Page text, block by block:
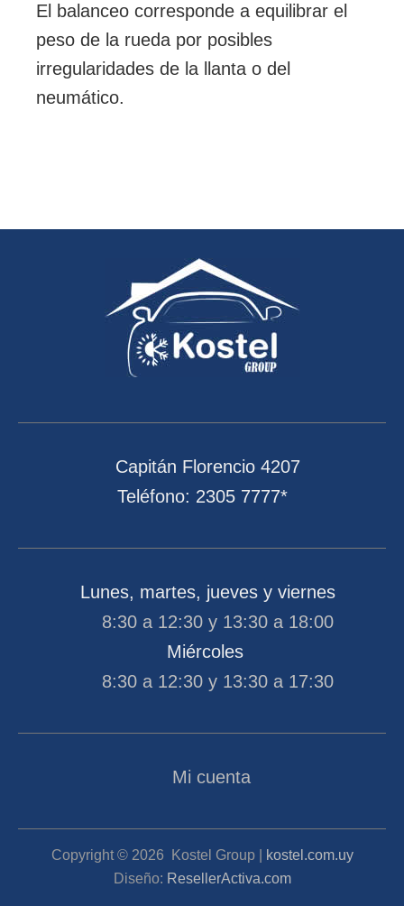
El balanceo corresponde a equilibrar el
peso de la rueda por posibles
irregularidades de la llanta o del
neumático.
Capitán Florencio 4207
Teléfono: 2305 7777*
Lunes, martes, jueves y viernes
8:30 a 12:30 y 13:30 a 18:00
Miércoles
8:30 a 12:30 y 13:30 a 17:30
Mi cuenta
Copyright © 2026 Kostel Group |
kostel.com.uy
Diseño: ResellerActiva.com